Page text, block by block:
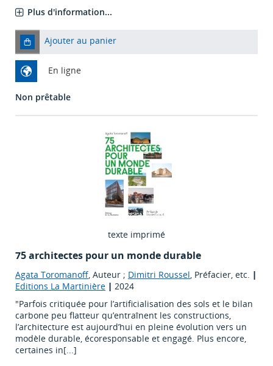
Plus d'information...
Ajouter au panier
En ligne
Non prêtable
texte imprimé
75 architectes pour un monde durable
Agata Toromanoff, Auteur ; Dimitri Roussel, Préfacier, etc. |
Editions La Martinière | 2024
"Parfois critiquée pour l’artificialisation des sols et le bilan
carbone peu flatteur qu’entraînent les constructions,
l’architecture est aujourd’hui en pleine évolution vers un
modèle durable, écoresponsable et engagé. Plus encore,
certaines in[...]